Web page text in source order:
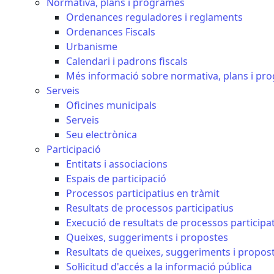
Ordenances reguladores i reglaments
Ordenances Fiscals
Urbanisme
Calendari i padrons fiscals
Més informació sobre normativa, plans i
Serveis
Oficines municipals
Serveis
Seu electrònica
Participació
Entitats i associacions
Espais de participació
Processos participatius en tràmit
Resultats de processos participatius
Execució de resultats de processos
Queixes, suggeriments i propostes
Resultats de queixes, suggeriments i
Sol·licitud d'accés a la informació pública